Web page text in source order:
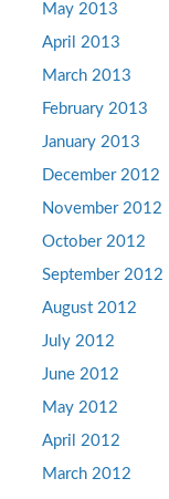
May 2013
April 2013
March 2013
February 2013
January 2013
December 2012
November 2012
October 2012
September 2012
August 2012
July 2012
June 2012
May 2012
April 2012
March 2012